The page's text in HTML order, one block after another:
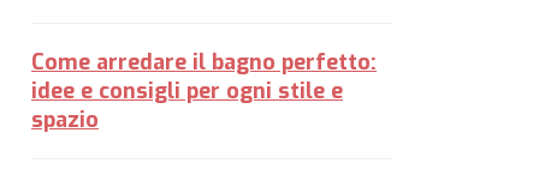
Come arredare il bagno perfetto:
idee e consigli per ogni stile e
spazio